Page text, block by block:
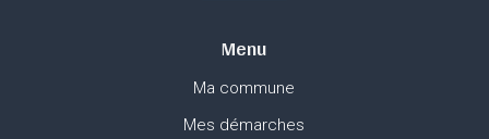
Menu
Ma commune
Mes démarches